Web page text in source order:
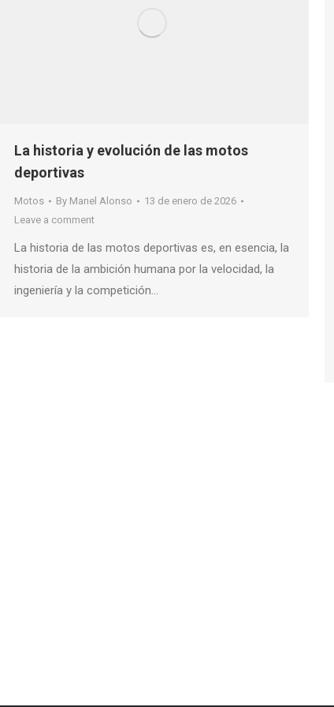
La historia y evolución de las motos
deportivas
Motos By Manel Alonso
13 de enero de 2026
Leave a comment
La historia de las motos deportivas es, en esencia, la
historia de la ambición humana por la velocidad, la
ingeniería y la competición…